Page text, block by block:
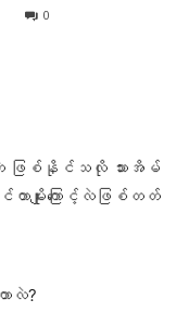
0
ဖြစ်နိုင်သလို သားအိမ်
ာမျိုးကြောင့်လဲဖြစ်တတ်
ာလဲ?